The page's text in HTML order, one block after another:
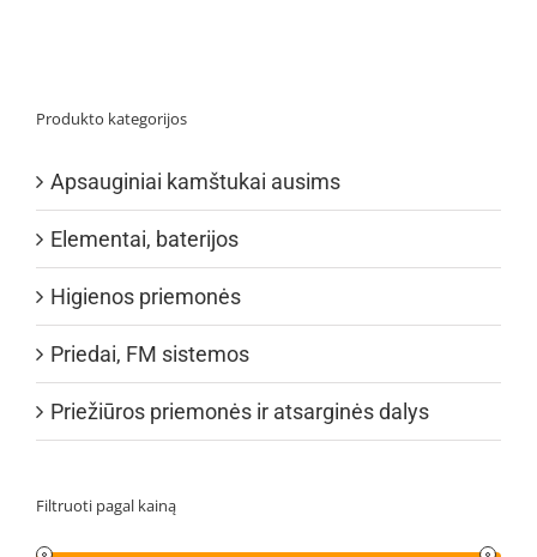
Produkto kategorijos
Apsauginiai kamštukai ausims
Elementai, baterijos
Higienos priemonės
Priedai, FM sistemos
Priežiūros priemonės ir atsarginės dalys
Filtruoti pagal kainą